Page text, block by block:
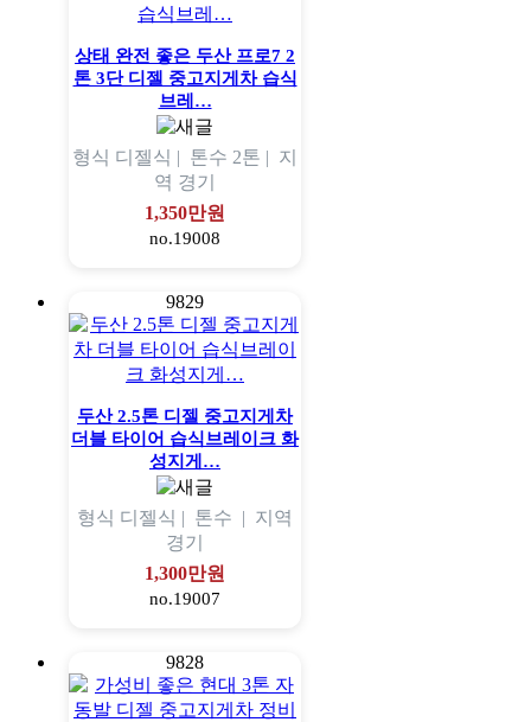
상태 완전 좋은 두산 프로7 2
톤 3단 디젤 중고지게차 습식
브레…
형식 디젤식 | 톤수 2톤 | 지
역 경기
1,350만원
no.19008
9829
두산 2.5톤 디젤 중고지게차
더블 타이어 습식브레이크 화
성지게…
형식 디젤식 | 톤수 | 지역
경기
1,300만원
no.19007
9828